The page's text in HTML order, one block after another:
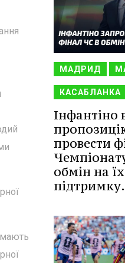
МАДРИД
КАСАБЛАНКА
Інфантіно
провести
обмін на
підтримку.